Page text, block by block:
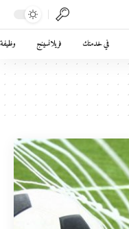
في خدمتك فريلانسينج